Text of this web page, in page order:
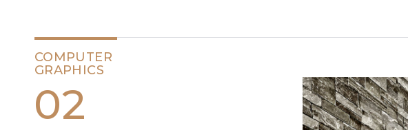
COMPUTER
GRAPHICS
02